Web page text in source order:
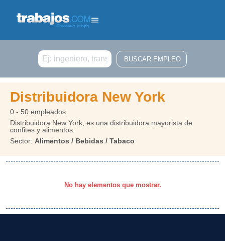
Buscar
Distribuidora New York
0 - 50 empleados
Distribuidora New York, es una distribuidora mayorista de
confites y alimentos.
Sector: Alimentos / Bebidas / Tabaco
No hay elementos que mostrar.